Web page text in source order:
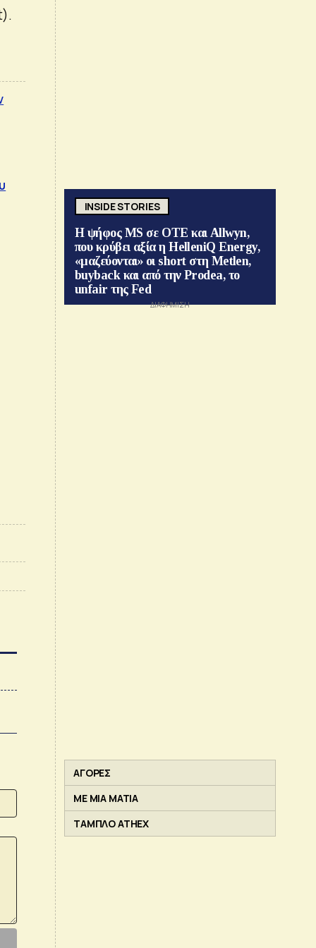
INSIDE STORIES
Η ψήφος MS σε ΟΤΕ και Allwyn,
που κρύβει αξία η HelleniQ Energy,
«μαζεύονται» οι short στη Metlen,
buyback και από την Prodea, το
unfair της Fed
ΑΓΟΡΕΣ
ΜΕ ΜΙΑ ΜΑΤΙΑ
ΤΑΜΠΛΟ ATHEX